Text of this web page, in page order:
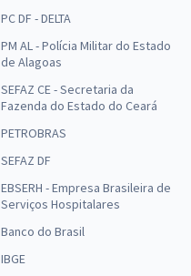
PC DF - DELTA
PM AL - Polícia Militar do Estado
de Alagoas
SEFAZ CE - Secretaria da
Fazenda do Estado do Ceará
PETROBRAS
SEFAZ DF
EBSERH - Empresa Brasileira de
Serviços Hospitalares
Banco do Brasil
IBGE